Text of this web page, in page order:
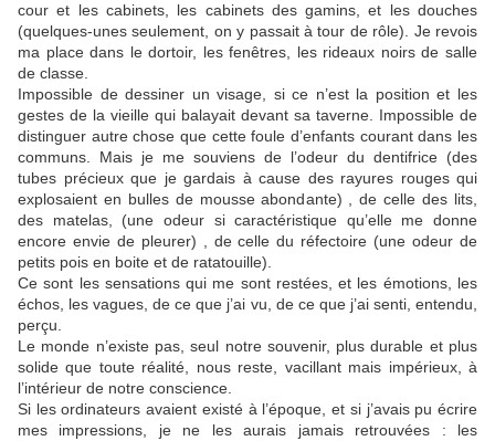
cour et les cabinets, les cabinets des gamins, et les douches
(quelques-unes seulement, on y passait à tour de rôle). Je revois
ma place dans le dortoir, les fenêtres, les rideaux noirs de salle
de classe.
Impossible de dessiner un visage, si ce n’est la position et les
gestes de la vieille qui balayait devant sa taverne. Impossible de
distinguer autre chose que cette foule d’enfants courant dans les
communs. Mais je me souviens de l’odeur du dentifrice (des
tubes précieux que je gardais à cause des rayures rouges qui
explosaient en bulles de mousse abondante) , de celle des lits,
des matelas, (une odeur si caractéristique qu’elle me donne
encore envie de pleurer) , de celle du réfectoire (une odeur de
petits pois en boite et de ratatouille).
Ce sont les sensations qui me sont restées, et les émotions, les
échos, les vagues, de ce que j’ai vu, de ce que j’ai senti, entendu,
perçu.
Le monde n’existe pas, seul notre souvenir, plus durable et plus
solide que toute réalité, nous reste, vacillant mais impérieux, à
l’intérieur de notre conscience.
Si les ordinateurs avaient existé à l’époque, et si j’avais pu écrire
mes impressions, je ne les aurais jamais retrouvées : les